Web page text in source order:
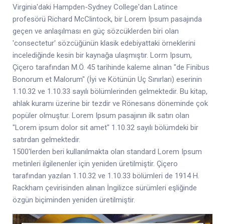
Virginia'daki Hampden-Sydney College'dan Latince
profesörü Richard McClintock, bir Lorem Ipsum pasajında
geçen ve anlaşılması en güç sözcüklerden biri olan
'consectetur' sözcüğünün klasik edebiyattaki örneklerini
incelediğinde kesin bir kaynağa ulaşmıştır. Lorm Ipsum,
Çiçero tarafından M.Ö. 45 tarihinde kaleme alınan "de Finibus
Bonorum et Malorum" (İyi ve Kötünün Uç Sınırları) eserinin
1.10.32 ve 1.10.33 sayılı bölümlerinden gelmektedir. Bu kitap,
ahlak kuramı üzerine bir tezdir ve Rönesans döneminde çok
popüler olmuştur. Lorem Ipsum pasajının ilk satırı olan
"Lorem ipsum dolor sit amet" 1.10.32 sayılı bölümdeki bir
satırdan gelmektedir.
1500'lerden beri kullanılmakta olan standard Lorem Ipsum
metinleri ilgilenenler için yeniden üretilmiştir. Çiçero
tarafından yazılan 1.10.32 ve 1.10.33 bölümleri de 1914 H.
Rackham çevirisinden alınan İngilizce sürümleri eşliğinde
özgün biçiminden yeniden üretilmiştir.